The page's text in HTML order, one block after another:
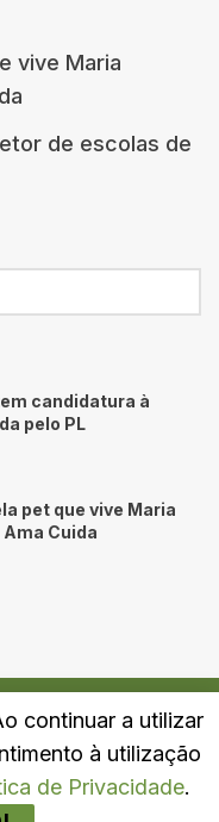
vive Maria
de escolas de
candidatura à
pelo PL
pet que vive Maria
Cuida
Política de Privacidade
continuar a utilizar
à utilização
de Privacidade.